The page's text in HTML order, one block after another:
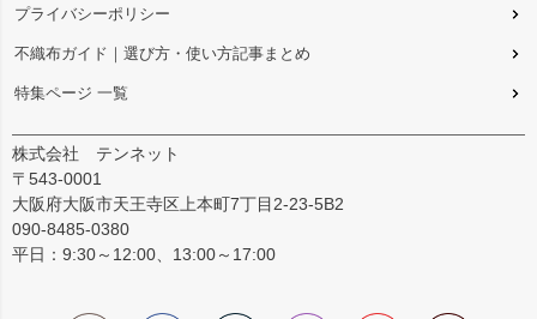
プライバシーポリシー
不織布ガイド｜選び方・使い方記事まとめ
特集ページ 一覧
株式会社 テンネット
〒543-0001
大阪府大阪市天王寺区上本町7丁目2-23-5B2
090-8485-0380
平日：9:30～12:00、13:00～17:00